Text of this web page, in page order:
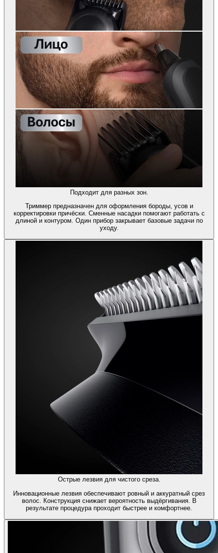
Подходит для разных зон.
Триммер предназначен для оформления бороды, усов и
корректировки причёски. Сменные насадки помогают работать с
длиной и контуром. Один прибор закрывает базовые задачи по
уходу.
Острые лезвия для чистого среза.
Инновационные лезвия обеспечивают ровный и аккуратный срез
волос. Конструкция снижает вероятность выдёргивания. В
результате процедура проходит быстрее и комфортнее.